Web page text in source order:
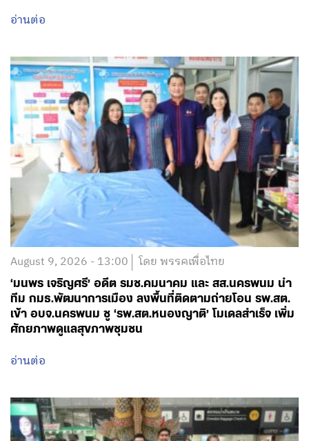
อ่านต่อ
August 9, 2026 - 13:00 โดย พรรคเพื่อไทย
‘มนพร เจริญศรี’ อดีต รมช.คมนาคม และ สส.นครพนม นำ
ทีม กมธ.พัฒนาการเมือง ลงพื้นที่ติดตามถ่ายโอน รพ.สต.
เข้า อบจ.นครพนม ชู ‘รพ.สต.หนองญาติ’ โมเดลสำเร็จ เพิ่ม
ศักยภาพดูแลสุขภาพชุมชน
อ่านต่อ